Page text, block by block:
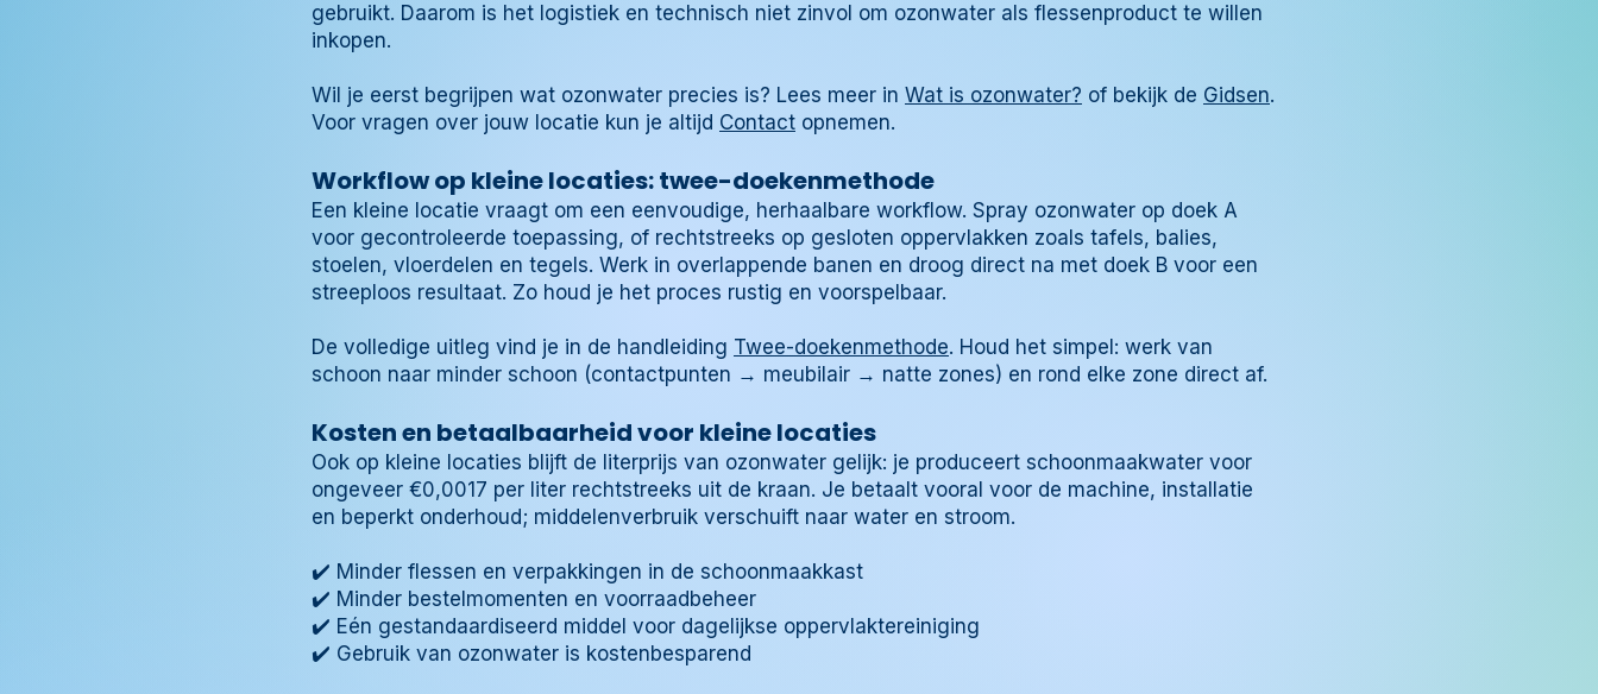
gebruikt. Daarom is het logistiek en technisch niet zinvol om ozonwater als flessenproduct te willen
inkopen.
Wil je eerst begrijpen wat ozonwater precies is? Lees meer in Wat is ozonwater? of bekijk de Gidsen.
Voor vragen over jouw locatie kun je altijd Contact opnemen.
Workflow op kleine locaties: twee-doekenmethode
Een kleine locatie vraagt om een eenvoudige, herhaalbare workflow. Spray ozonwater op doek A
voor gecontroleerde toepassing, of rechtstreeks op gesloten oppervlakken zoals tafels, balies,
stoelen, vloerdelen en tegels. Werk in overlappende banen en droog direct na met doek B voor een
streeploos resultaat. Zo houd je het proces rustig en voorspelbaar.
De volledige uitleg vind je in de handleiding Twee-doekenmethode. Houd het simpel: werk van
schoon naar minder schoon (contactpunten → meubilair → natte zones) en rond elke zone direct af.
Kosten en betaalbaarheid voor kleine locaties
Ook op kleine locaties blijft de literprijs van ozonwater gelijk: je produceert schoonmaakwater voor
ongeveer €0,0017 per liter rechtstreeks uit de kraan. Je betaalt vooral voor de machine, installatie
en beperkt onderhoud; middelenverbruik verschuift naar water en stroom.
✔️ Minder flessen en verpakkingen in de schoonmaakkast
✔️ Minder bestelmomenten en voorraadbeheer
✔️ Eén gestandaardiseerd middel voor dagelijkse oppervlaktereiniging
✔️ Gebruik van ozonwater is kostenbesparend